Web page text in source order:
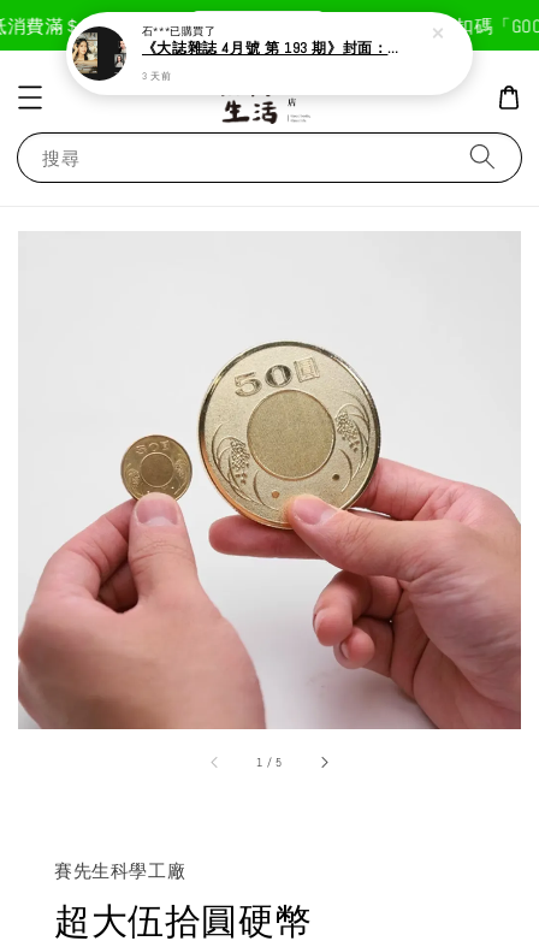
費滿＄1800免運費 現在去購物！ 首次註冊輸入折扣碼「
搜尋
1 /5
賽先生科學工廠
超大伍拾圓硬幣
石***已購買了
《大誌雜誌 4月號 第 193 期》封面：Solar 頌樂
3 天前